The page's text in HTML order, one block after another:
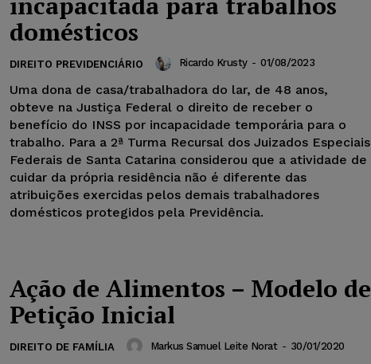
domésticos
DIREITO PREVIDENCIÁRIO Ricardo Krusty - 01/08/2023
Uma dona de casa/trabalhadora do lar, de 48 anos,
obteve na Justiça Federal o direito de receber o
benefício do INSS por incapacidade temporária para o
trabalho. Para a 2ª Turma Recursal dos Juizados Especiais
Federais de Santa Catarina considerou que a atividade de
cuidar da própria residência não é diferente das
atribuições exercidas pelos demais trabalhadores
domésticos protegidos pela Previdência.
Ação de Alimentos – Modelo de
Petição Inicial
DIREITO DE FAMÍLIA Markus Samuel Leite Norat - 30/01/2020